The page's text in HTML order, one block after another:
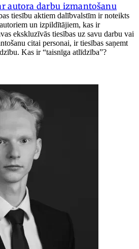
autora darbu izmantošanu
tiesību aktiem dalībvalstīm ir noteikts
un izpildītājiem, kas ir
ekskluzīvās tiesības uz savu darbu vai
citai personai, ir tiesības saņemt
Kas ir “taisnīga atlīdzība”?